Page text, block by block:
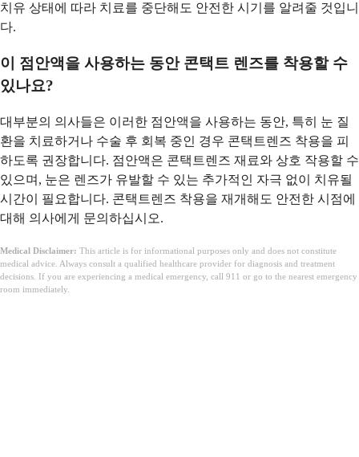
치유 상태에 따라 치료를 중단해도 안전한 시기를 알려줄 것입니
다.
이 점안액을 사용하는 동안 콘택트 렌즈를 착용할 수
있나요?
대부분의 의사들은 이러한 점안액을 사용하는 동안, 특히 눈 질
환을 치료하거나 수술 후 회복 중인 경우 콘택트렌즈 착용을 피
하도록 권장합니다. 점안액은 콘택트렌즈 재료와 상호 작용할 수
있으며, 눈은 렌즈가 유발할 수 있는 추가적인 자극 없이 치유될
시간이 필요합니다. 콘택트렌즈 착용을 재개해도 안전한 시점에
대해 의사에게 문의하십시오.
Medical Disclaimer: This article is for informational purposes only and does not constitute
medical advice. Always consult a qualified healthcare provider for diagnosis and treatment
decisions. If you are experiencing a medical emergency, call 911 or go to the nearest emergency
room immediately.